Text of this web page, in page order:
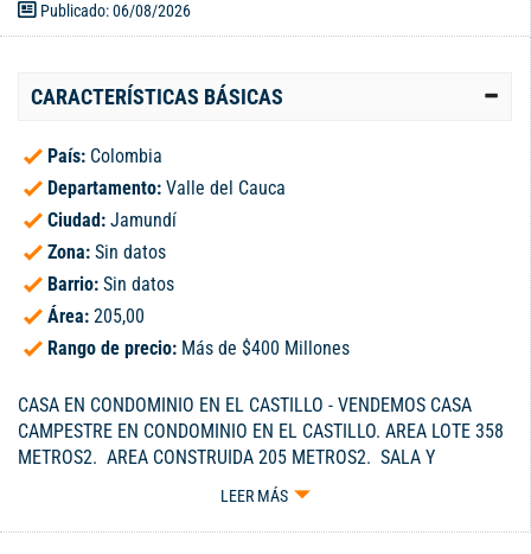
Publicado: 06/08/2026
CARACTERÍSTICAS BÁSICAS
País: Colombia
Departamento: Valle del Cauca
Ciudad: Jamundí
Zona: Sin datos
Barrio: Sin datos
Área: 205,00
Rango de precio: Más de $400 Millones
CASA EN CONDOMINIO EN EL CASTILLO - VENDEMOS CASA
CAMPESTRE EN CONDOMINIO EN EL CASTILLO. AREA LOTE 358
METROS2. AREA CONSTRUIDA 205 METROS2. SALA Y
COMEDOR AMPLIOS, COCINA INTEGRAL ABIERTA, ZONA DE
ALCOBAS, TOTAL SEIS BAÑOS. CADA ALCOBA TIENE SU BAÑO Y
LEER MÁS